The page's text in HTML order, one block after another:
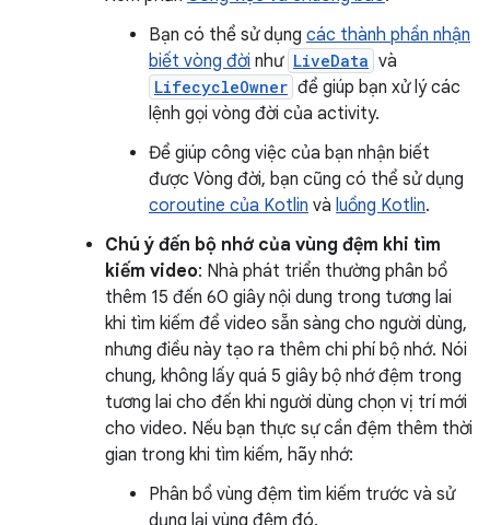
Bạn có thể sử dụng các thành phần nhận
biết vòng đời như LiveData và
LifecycleOwner để giúp bạn xử lý các
lệnh gọi vòng đời của activity.
Để giúp công việc của bạn nhận biết
được Vòng đời, bạn cũng có thể sử dụng
coroutine của Kotlin và luồng Kotlin.
Chú ý đến bộ nhớ của vùng đệm khi tìm
kiếm video: Nhà phát triển thường phân bổ
thêm 15 đến 60 giây nội dung trong tương lai
khi tìm kiếm để video sẵn sàng cho người dùng,
nhưng điều này tạo ra thêm chi phí bộ nhớ. Nói
chung, không lấy quá 5 giây bộ nhớ đệm trong
tương lai cho đến khi người dùng chọn vị trí mới
cho video. Nếu bạn thực sự cần đệm thêm thời
gian trong khi tìm kiếm, hãy nhớ:
Phân bổ vùng đệm tìm kiếm trước và sử